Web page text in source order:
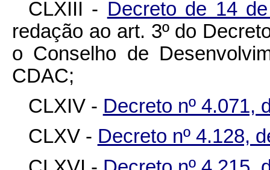
CLXIII - Decreto de 14
redação ao art. 3º do
o Conselho de
CDAC;
CLXIV - Decreto nº 4.071,
CLXV - Decreto nº 4.128,